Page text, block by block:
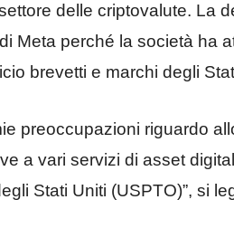
delle criptovalute. La
Meta perché la società ha
brevetti e marchi degli
preoccupazioni riguardo
a vari servizi di asset
Stati Uniti (USPTO)”, si